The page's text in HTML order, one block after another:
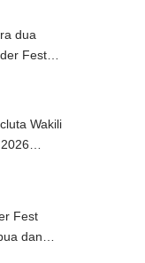
dua
Fest
Wakili
Fest
dan